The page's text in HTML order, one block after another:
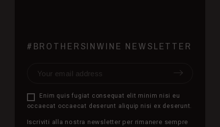
#BROTHERSINWINE NEWSLETTER
Enim quis fugiat consequat elit minim nisi eu
occaecat occaecat deserunt aliquip nisi ex deserunt.
Iscriviti alla nostra newsletter per rimanere sempre